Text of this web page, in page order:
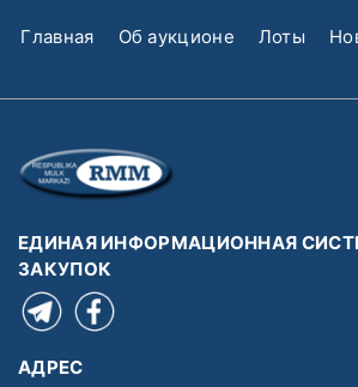
Главная Об аукционе Лоты
ЕДИНАЯ ИНФОРМАЦИОННАЯ
ЗАКУПОК
АДРЕС